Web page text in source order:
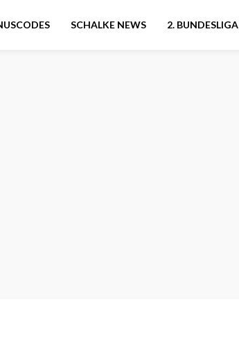
SCHALKE NEWS 2. BUNDESLIGA